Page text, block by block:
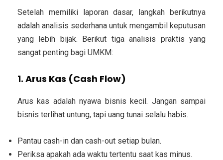
Setelah memiliki laporan dasar, langkah berikutnya
adalah analisis sederhana untuk mengambil keputusan
yang lebih bijak. Berikut tiga analisis praktis yang
sangat penting bagi UMKM:
1. Arus Kas (Cash Flow)
Arus kas adalah nyawa bisnis kecil. Jangan sampai
bisnis terlihat untung, tapi uang tunai selalu habis.
Pantau cash-in dan cash-out setiap bulan.
Periksa apakah ada waktu tertentu saat kas minus.